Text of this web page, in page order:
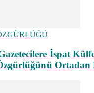
İspat
Ortadan